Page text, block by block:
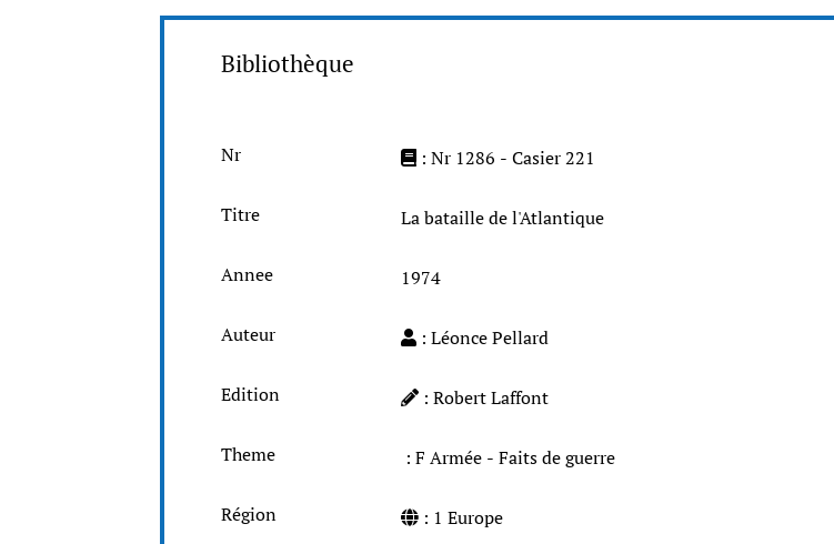
Bibliothèque
Nr : Nr 1286 - Casier 221
Titre La bataille de l'Atlantique
Annee 1974
Auteur : Léonce Pellard
Edition : Robert Laffont
Theme : F Armée - Faits de guerre
Région : 1 Europe